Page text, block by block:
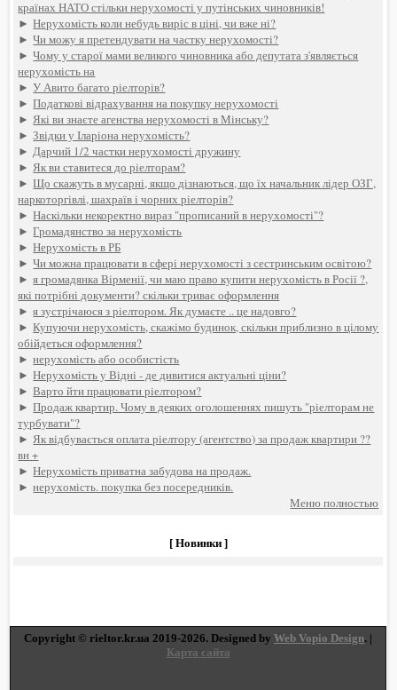
країнах НАТО стільки нерухомості у путінських чиновників!
►Нерухомість коли небудь виріс в ціні, чи вже ні?
►Чи можу я претендувати на частку нерухомості?
►Чому у старої мами великого чиновника або депутата з'являється
нерухомість на
►У Авито багато ріелторів?
►Податкові відрахування на покупку нерухомості
►Які ви знаєте агенства нерухомості в Мінську?
►Звідки у Іларіона нерухомість?
►Дарчий 1/2 частки нерухомості дружину
►Як ви ставитеся до ріелторам?
►Що скажуть в мусарні, якщо дізнаються, що їх начальник лідер ОЗГ,
наркоторгівлі, шахраїв і чорних ріелторів?
►Наскільки некоректно вираз "прописаний в нерухомості"?
►Громадянство за нерухомість
►Нерухомість в РБ
►Чи можна працювати в сфері нерухомості з сестринським освітою?
►я громадянка Вірменії, чи маю право купити нерухомість в Росії ?,
які потрібні документи? скільки триває оформлення
►я зустрічаюся з ріелтором. Як думаєте .. це надовго?
►Купуючи нерухомість, скажімо будинок, скільки приблизно в цілому
обійдеться оформлення?
►нерухомість або особистість
►Нерухомість у Відні - де дивитися актуальні ціни?
►Варто йти працювати ріелтором?
►Продаж квартир. Чому в деяких оголошеннях пишуть "ріелторам не
турбувати"?
►Як відбувається оплата ріелтору (агентство) за продаж квартири ??
вн +
►Нерухомість приватна забудова на продаж.
►нерухомість. покупка без посередників.
Меню полностью
[ Новинки ]
Copyright © rieltor.kr.ua 2019-2026. Designed byWeb Vopio Design. |
Карта сайта